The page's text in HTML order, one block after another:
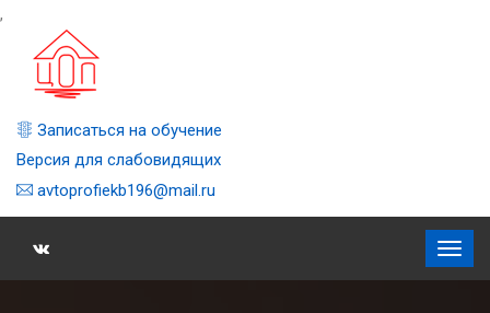
,
Записаться на обучение
Версия для слабовидящих
avtoprofiekb196@mail.ru